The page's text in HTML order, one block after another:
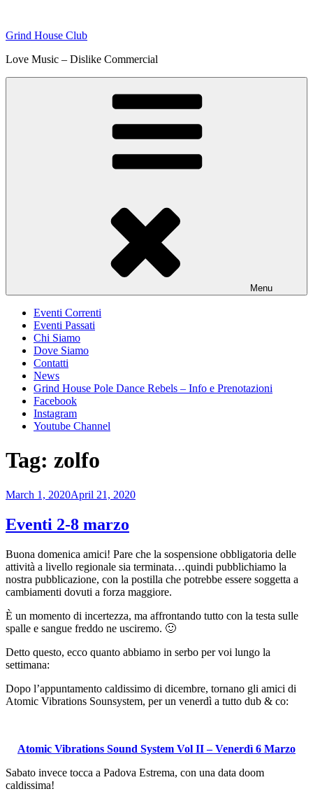
content
Grind House Club
Love Music – Dislike Commercial
Menu
Eventi Correnti
Eventi Passati
Chi Siamo
Dove Siamo
Contatti
News
Grind House Pole Dance Rebels – Info e Prenotazioni
Facebook
Instagram
Youtube Channel
Tag: zolfo
Posted
March 1, 2020April 21, 2020
Eventi 2-8 marzo
Buona domenica amici! Pare che la sospensione obbligatoria delle
attività a livello regionale sia terminata…quindi pubblichiamo la
nostra pubblicazione, con la postilla che potrebbe essere soggetta a
cambiamenti dovuti a forza maggiore.
È un momento di incertezza, ma affrontando tutto con la testa sulle
spalle e sangue freddo ne usciremo. 🙂
Detto questo, ecco quanto abbiamo in serbo per voi lungo la
settimana:
Dopo l’appuntamento caldissimo di dicembre, tornano gli amici di
Atomic Vibrations Sounsystem, per un venerdì a tutto dub & co:
Atomic Vibrations Sound System Vol II – Venerdì 6 Marzo
Sabato invece tocca a Padova Estrema, con una data doom
caldissima!